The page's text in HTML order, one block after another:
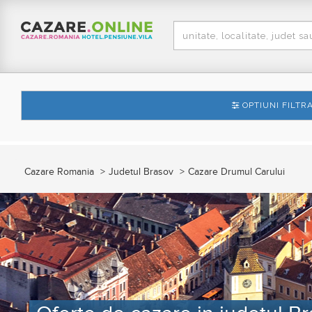
OPTIUNI
Cazare Romania Judetul Brasov Cazare Drumul Carului